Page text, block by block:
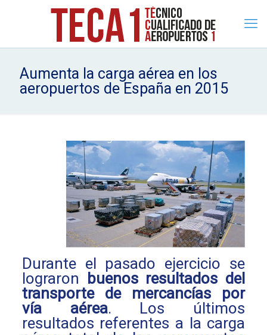
Aumenta la carga aérea en los
aeropuertos de España en 2015
Durante el pasado ejercicio se
lograron
buenos resultados del
transporte de mercancías por
vía aérea. Los últimos
resultados referentes a la carga